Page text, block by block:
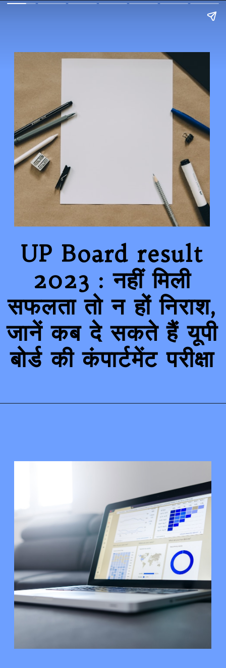
UP Board result
2023 : नहीं मिली
सफलता तो न हों निराश,
जानें कब दे सकते हैं यूपी
बोर्ड की कंपार्टमेंट परीक्षा